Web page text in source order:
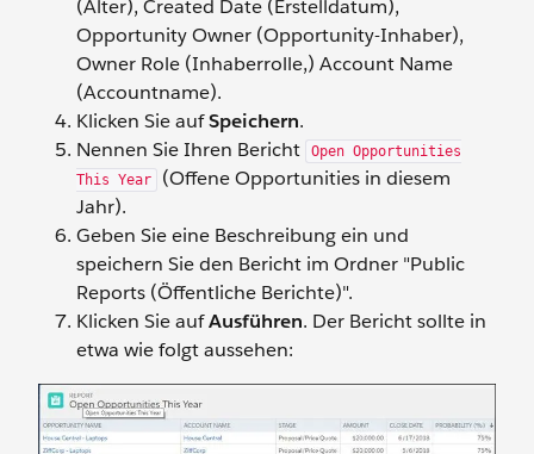
(Alter), Created Date (Erstelldatum),
Opportunity Owner (Opportunity-Inhaber),
Owner Role (Inhaberrolle,) Account Name
(Accountname).
Klicken Sie aufSpeichern.
Nennen Sie Ihren Bericht
Open Opportunities
This Year
(Offene Opportunities in diesem
Jahr).
Geben Sie eine Beschreibung ein und
speichern Sie den Bericht im Ordner "Public
Reports (Öffentliche Berichte)".
Klicken Sie aufAusführen. Der Bericht sollte in
etwa wie folgt aussehen: